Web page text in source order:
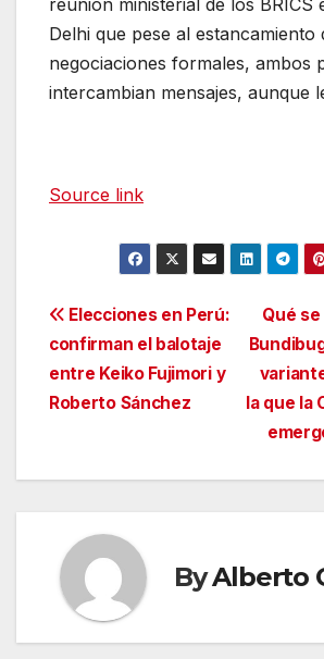
reunión ministerial de los BRICS
Delhi que pese al estancamiento
negociaciones formales, ambos
intercambian mensajes, aunque
Source link
Navegación
de
entradas
Qué
la que la
Elecciones en Perú:
confirman el balotaje
entre Keiko Fujimori y
Roberto Sánchez
ByAlberto